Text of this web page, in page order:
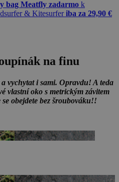
bag Meatfly zadarmo k
& Kitesurferiba za 29,90 €
na finu
vychytat i sami. Opravdu! A teda
vlastní oko s metrickým závitem
obejdete bez šroubováku!!